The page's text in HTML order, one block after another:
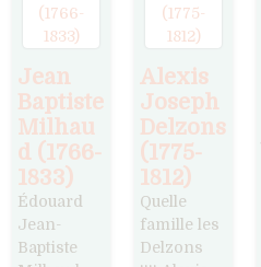
Jean
Baptiste
Milhau
d (1766-
1833)
Édouard
Jean-
Baptiste
Alexis
Joseph
Delzons
(1775-
1812)
Quelle
famille les
Delzons